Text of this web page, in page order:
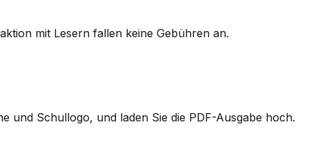
mit Lesern fallen keine Gebühren an.
und Schullogo, und laden Sie die PDF-Ausgabe hoch.